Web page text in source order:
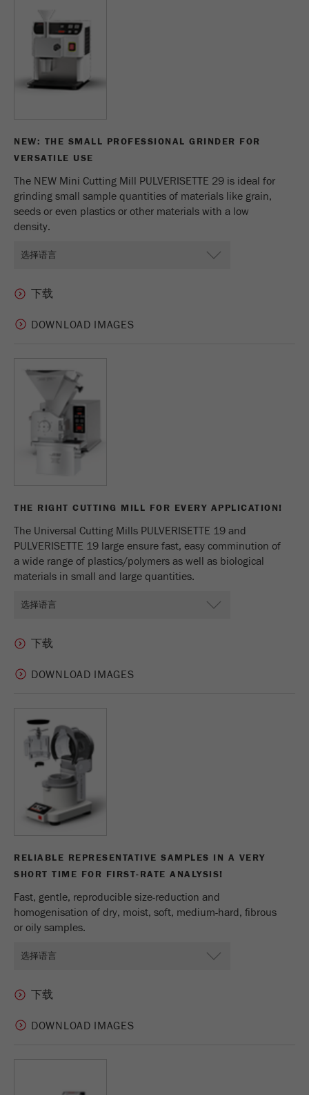
NEW: THE SMALL PROFESSIONAL GRINDER FOR
VERSATILE USE
The NEW Mini Cutting Mill PULVERISETTE 29 is ideal for
grinding small sample quantities of materials like grain,
seeds or even plastics or other materials with a low
density.
DOWNLOAD IMAGES
THE RIGHT CUTTING MILL FOR EVERY APPLICATION!
The Universal Cutting Mills PULVERISETTE 19 and
PULVERISETTE 19 large ensure fast, easy comminution of
a wide range of plastics/polymers as well as biological
materials in small and large quantities.
DOWNLOAD IMAGES
RELIABLE REPRESENTATIVE SAMPLES IN A VERY
SHORT TIME FOR FIRST-RATE ANALYSIS!
Fast, gentle, reproducible size-reduction and
homogenisation of dry, moist, soft, medium-hard, fibrous
or oily samples.
DOWNLOAD IMAGES